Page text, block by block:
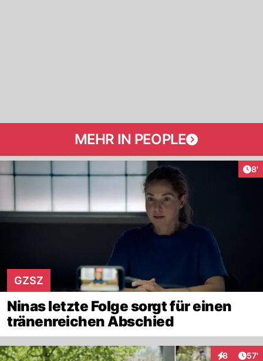
MEHR IN PEOPLE
8'
GZSZ
Ninas letzte Folge sorgt für einen
tränenreichen Abschied
8 57'